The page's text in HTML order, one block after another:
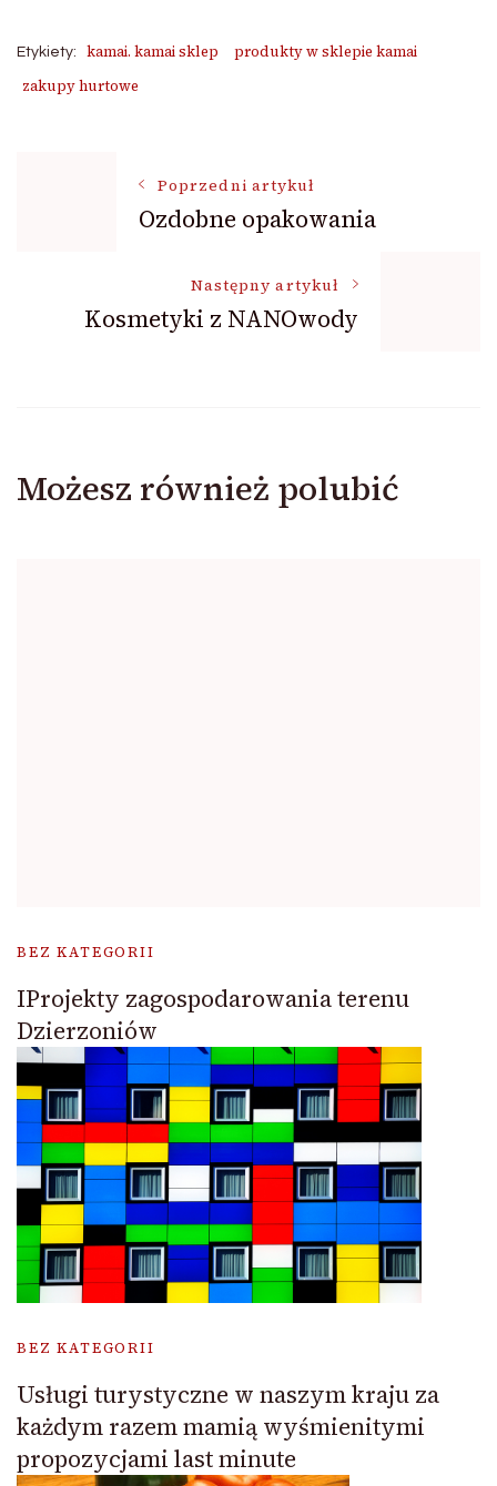
Etykiety: kamai. kamai sklep
produkty w sklepie kamai
zakupy hurtowe
NawigacjaPoprzedni artykuł
Ozdobne opakowania
Następny artykuł
Kosmetyki z NANOwody
Możesz również polubić
BEZ KATEGORII
IProjekty zagospodarowania terenu
Dzierzoniów
BEZ KATEGORII
Usługi turystyczne w naszym kraju za
każdym razem mamią wyśmienitymi
propozycjami last minute